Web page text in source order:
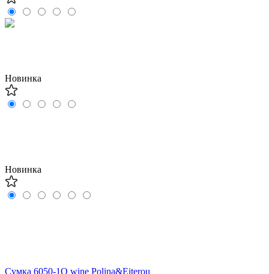
Новинка
Новинка
Сумка 6050-1Q wine Polina&Eiterou